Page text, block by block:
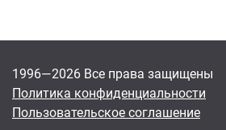
1996—2026 Все права защищены
Политика конфиденциальности
Пользовательское соглашение